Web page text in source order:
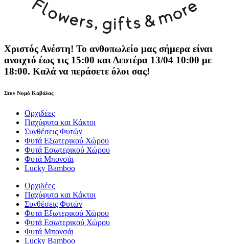
Χριστός Ανέστη! Το ανθοπωλείο μας σήμερα είναι
ανοιχτό έως τις 15:00 και Δευτέρα 13/04 10:00 με
18:00. Καλά να περάσετε όλοι σας!
Στον Νομό Καβάλας
Ορχιδέες
Παχύφυτα και Κάκτοι
Συνθέσεις Φυτών
Φυτά Εξωτερικού Χώρου
Φυτά Εσωτερικού Χώρου
Φυτά Μπονσάι
Lucky Bamboo
Ορχιδέες
Παχύφυτα και Κάκτοι
Συνθέσεις Φυτών
Φυτά Εξωτερικού Χώρου
Φυτά Εσωτερικού Χώρου
Φυτά Μπονσάι
Lucky Bamboo